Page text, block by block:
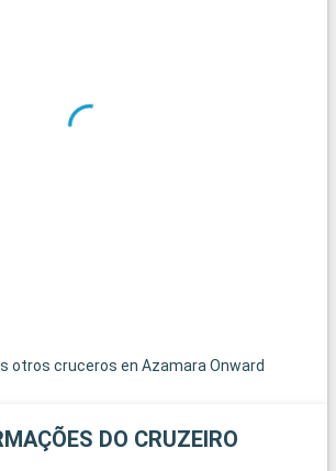
otros cruceros en Azamara Onward
DO CRUZEIRO